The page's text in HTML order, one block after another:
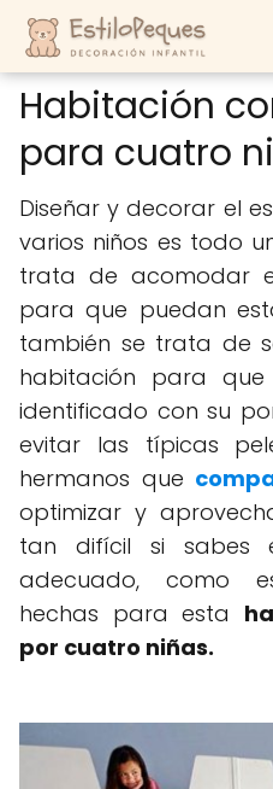
Habitación
para cuatro
Diseñar y decorar el
varios niños es todo
trata de acomodar
para que puedan
también se trata de
habitación para
identificado con su
evitar las típicas
hermanos que
optimizar y
tan difícil si sabes
adecuado, como
hechas para esta
por cuatro niñas.